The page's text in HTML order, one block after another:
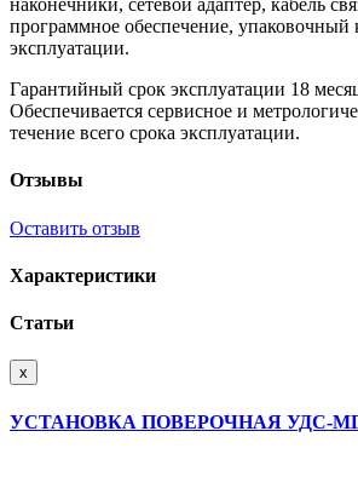
наконечники, сетевой адаптер, кабель
программное обеспечение, упаковочный
эксплуатации.
Гарантийный срок эксплуатации 18
Обеспечивается сервисное и
течение всего срока эксплуатации.
Отзывы
Оставить отзыв
Характеристики
Статьи
x
УСТАНОВКА ПОВЕРОЧНАЯ УДС-